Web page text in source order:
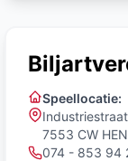
Speellocatie:
7553 CW
074 - 853 94